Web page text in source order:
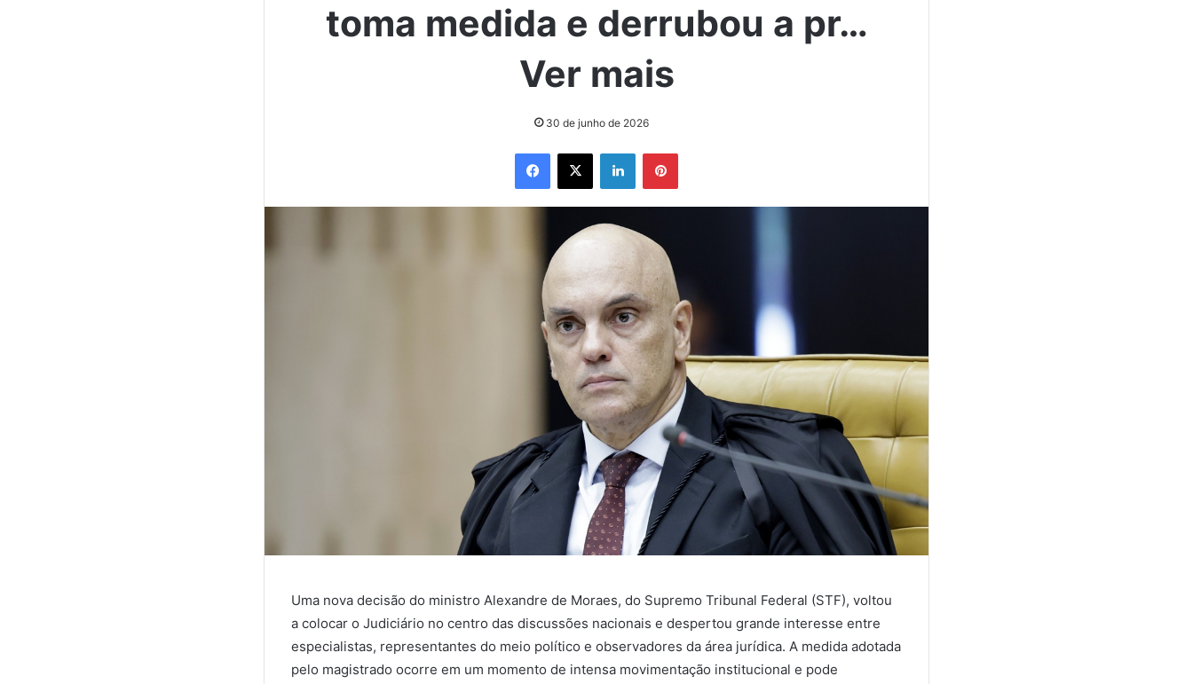
toma medida e derrubou a pr…
Ver mais
30 de junho de 2026
Facebook
X LinkedinPinterest
Uma nova decisão do ministro Alexandre de Moraes, do Supremo Tribunal Federal (STF), voltou
a colocar o Judiciário no centro das discussões nacionais e despertou grande interesse entre
especialistas, representantes do meio político e observadores da área jurídica. A medida adotada
pelo magistrado ocorre em um momento de intensa movimentação institucional e pode